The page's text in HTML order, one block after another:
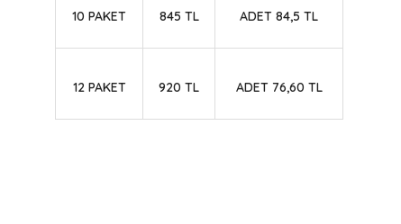
10 PAKET 845 TL ADET 84,5 TL
12 PAKET 920 TL ADET 76,60 TL